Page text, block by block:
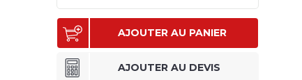
AJOUTER AU PANIER
AJOUTER AU DEVIS